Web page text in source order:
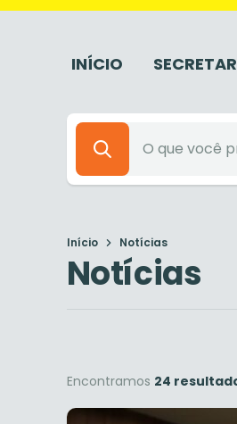
INÍCIO
Início Notícias
Notícias
Encontramos 24